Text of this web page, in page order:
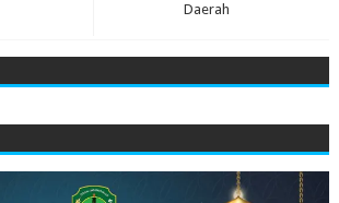
Daerah